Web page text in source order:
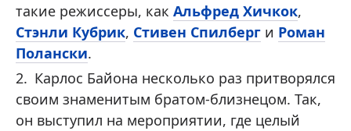
такие режиссеры, как Альфред Хичкок,
Стэнли Кубрик, Стивен Спилберг и Роман
Полански.
Карлос Байона несколько раз притворялся
своим знаменитым братом-близнецом. Так,
он выступил на мероприятии, где целый